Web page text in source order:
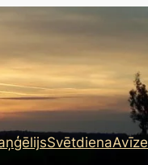
SvētdienaAvīze